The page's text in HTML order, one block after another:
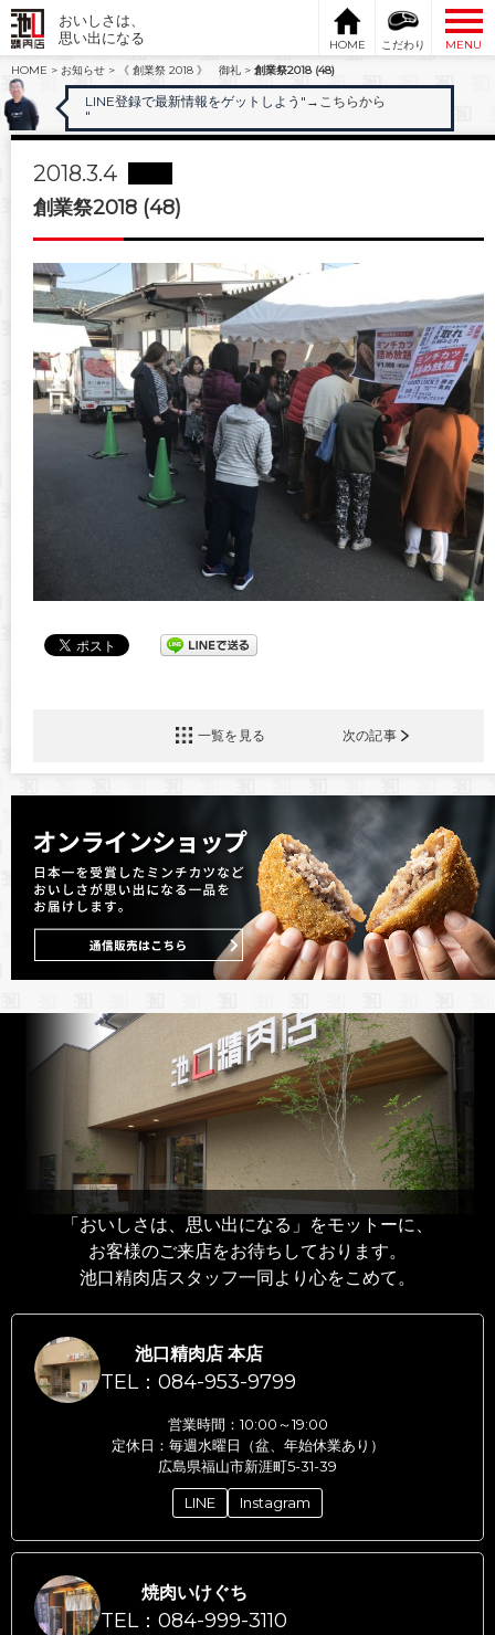
おいしさは、
思い出になる
HOME こだわり
MENU
HOME > お知らせ > 《 創業祭 2018 》 御礼 > 創業祭2018 (48)
LINE登録で最新情報をゲットしよう" →こちらから
"
2018.3.4
創業祭2018 (48)
一覧を見る 次の記事
「おいしさは、思い出になる」をモットーに、
お客様のご来店をお待ちしております。
池口精肉店スタッフ一同より心をこめて。
池口精肉店 本店
TEL：084-953-9799
営業時間：10:00～19:00
定休日：毎週水曜日（盆、年始休業あり）
広島県福山市新涯町5-31-39
LINE Instagram
焼肉いけぐち
TEL：084-999-3110